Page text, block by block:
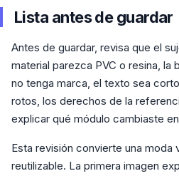
Lista antes de guardar
Antes de guardar, revisa que el
material parezca PVC o resina, la
no tenga marca, el texto sea
rotos, los derechos de la
explicar qué módulo cambiaste
Esta revisión convierte una moda
reutilizable. La primera imagen